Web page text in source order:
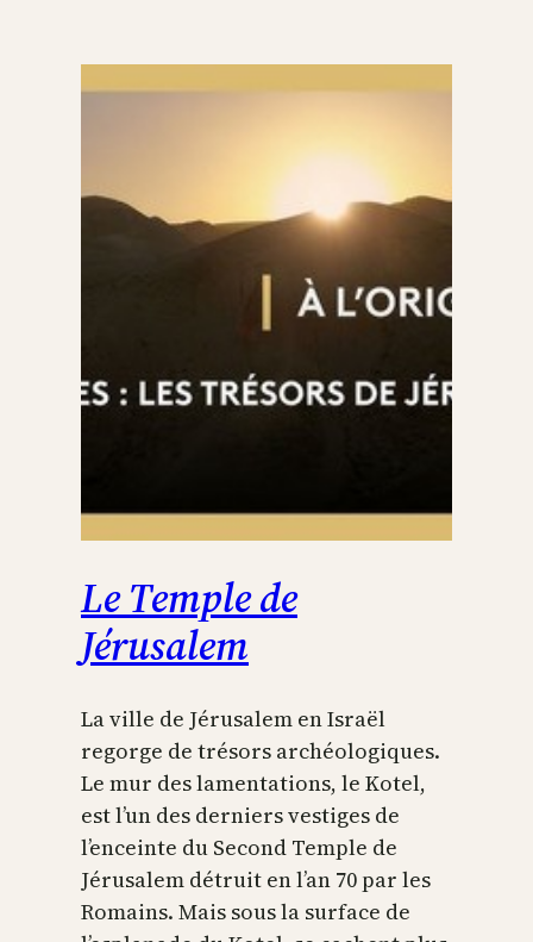
Le Temple de
Jérusalem
La ville de Jérusalem en Israël
regorge de trésors archéologiques.
Le mur des lamentations, le Kotel,
est l’un des derniers vestiges de
l’enceinte du Second Temple de
Jérusalem détruit en l’an 70 par les
Romains. Mais sous la surface de